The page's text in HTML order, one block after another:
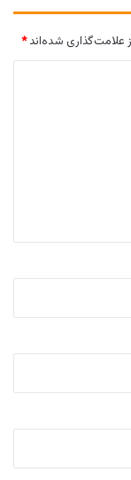
علامت‌گذاری شده‌اند*